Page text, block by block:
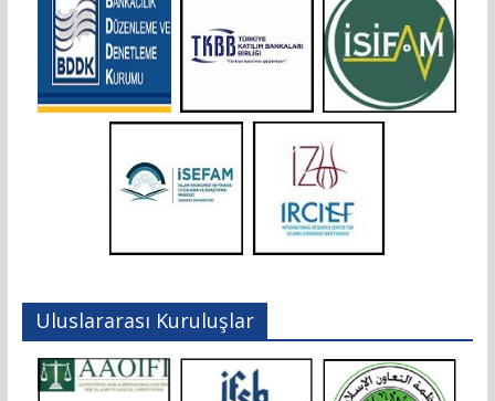
Uluslararası Kuruluşlar